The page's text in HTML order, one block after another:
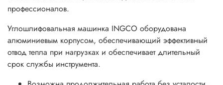
профессионалов.
Углошлифовальная машинка INGCO оборудована
алюминиевым корпусом, обеспечивающий эффективный
отвод тепла при нагрузках и обеспечивает длительный
срок службы инструмента.